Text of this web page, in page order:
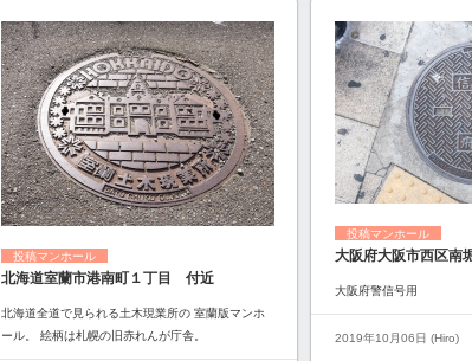
投稿マンホール
北海道室蘭市港南町１丁目 付近
北海道全道で見られる土木現業所の 室蘭版マンホ
ール。 絵柄は札幌の旧赤れんが庁舎。
投稿マンホール
大阪府大阪市西区
大阪府警信号用
2019年10月06日 (Hiro)